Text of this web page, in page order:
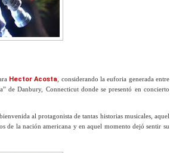
Hector Acosta , considerando la euforia generada entre
de Danbury, Connecticut donde se presentó en concierto
al protagonista de tantas historias musicales, aquel
de la nación americana y en aquel momento dejó sentir su